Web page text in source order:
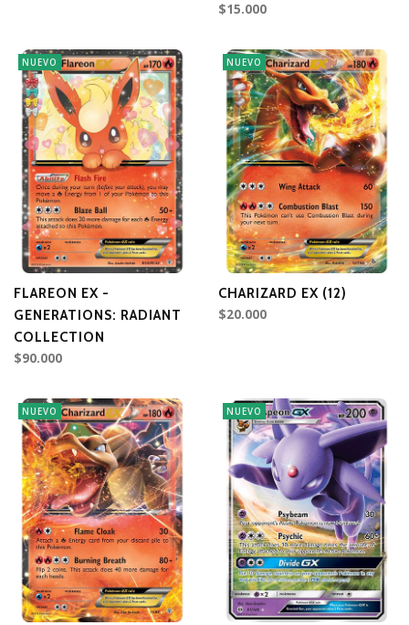
$15.000
NUEVO
FLAREON EX -
GENERATIONS: RADIANT
COLLECTION
$90.000
NUEVO
CHARIZARD EX (12)
$20.000
NUEVO NUEVO